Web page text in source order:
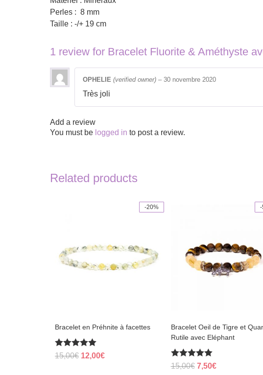
Perles : 8 mm
Taille : -/+ 19 cm
1 review for Bracelet Fluorite & Améthyste
OPHELIE (verified owner) – 30 novembre 2020
Très joli
Add a review
You must be logged in to post a review.
Related products
-20%
Bracelet en Préhnite à facettes
Rated
5.00
15,00€ Original
12,00€Current
Bracelet Oeil de Tigre et
Rutile avec Eléphant
Rated
5.00
15,00€ Original
7,50€Current